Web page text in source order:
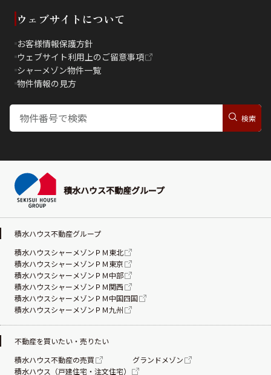
ウェブサイトについて
お客様情報保護方針
ウェブサイト利用上のご留意事項
シャーメゾン物件一覧
物件情報の見方
積水ハウス不動産グループ
積水ハウス不動産グループ
積水ハウスシャーメゾンＰＭ東北
積水ハウスシャーメゾンＰＭ東京
積水ハウスシャーメゾンＰＭ中部
積水ハウスシャーメゾンＰＭ関西
積水ハウスシャーメゾンＰＭ中国四国
積水ハウスシャーメゾンＰＭ九州
不動産を買いたい・売りたい
積水ハウス不動産の売買
グランドメゾン
積水ハウス（戸建住宅・注文住宅）